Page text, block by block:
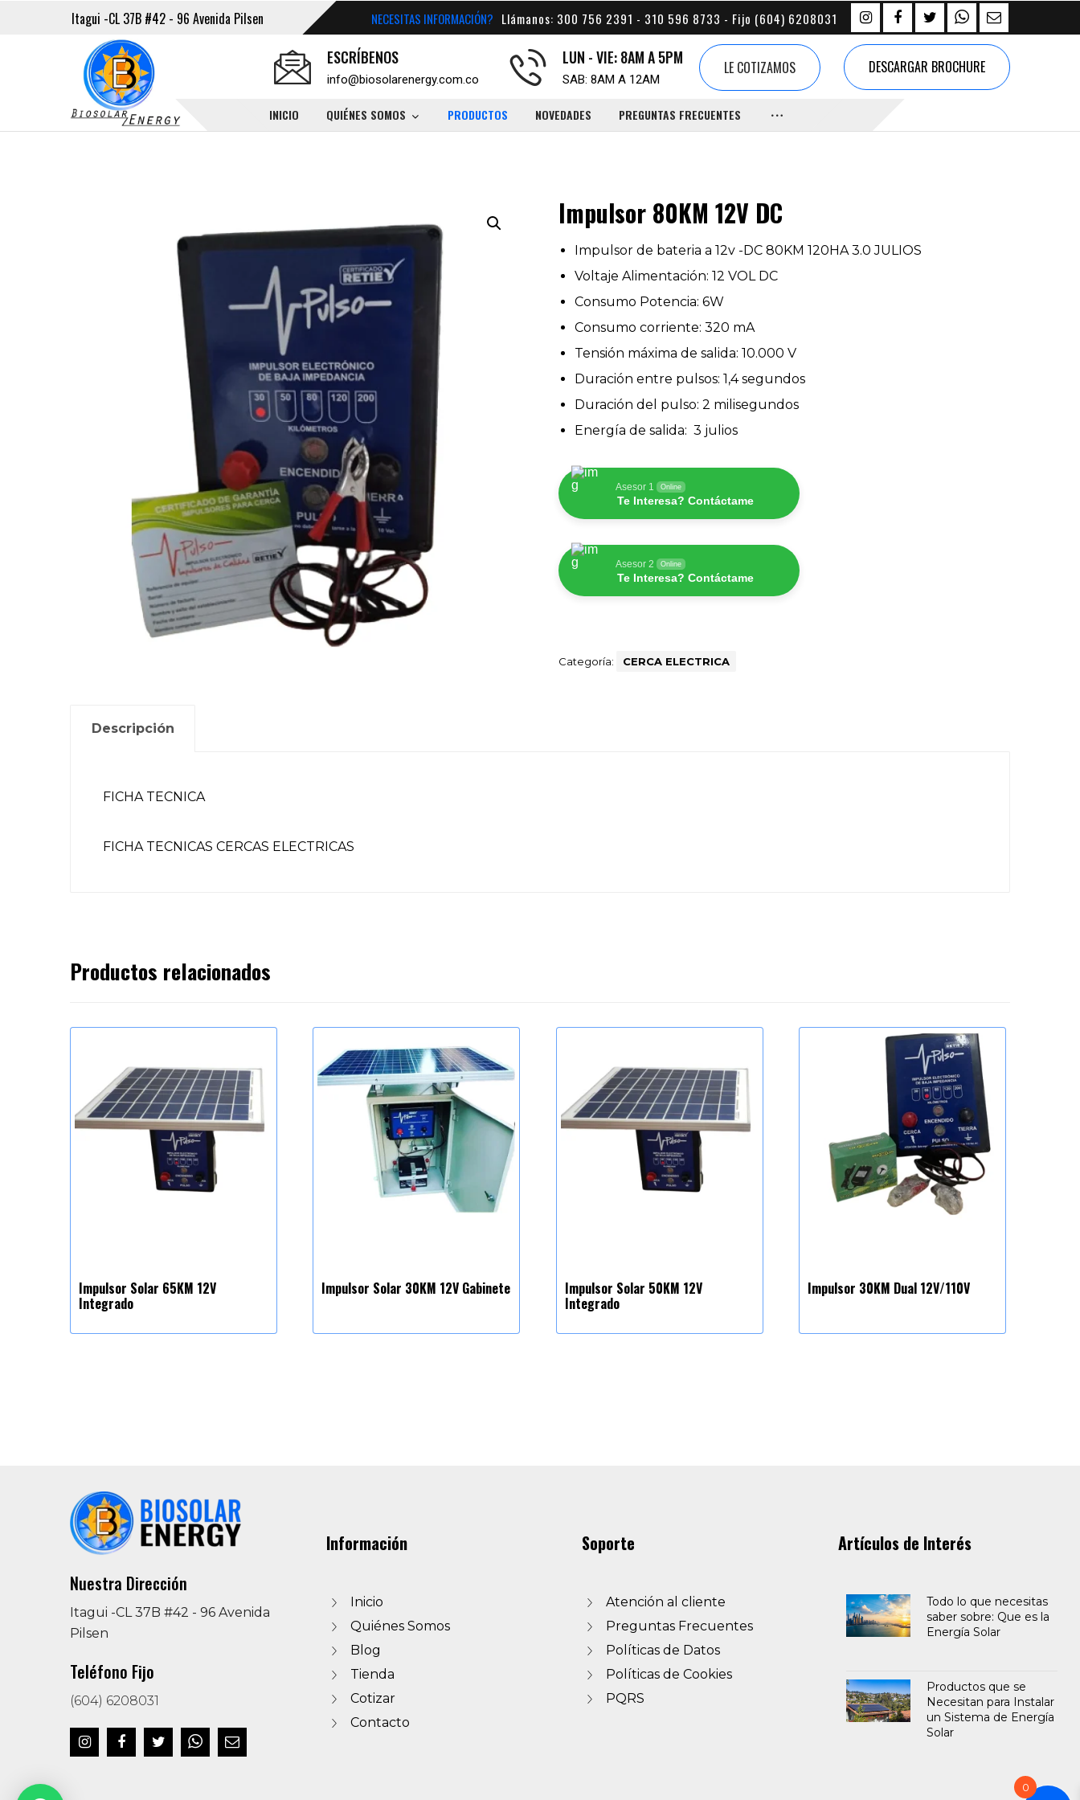
Itagui -CL 37B #42 - 96 Avenida Pilsen Llámanos: 300 756 2391 - 310 596 8733 - Fijo (604) 6208031
NECESITAS INFORMACIÓN?
ESCRÍBENOS
info@biosolarenergy.com.co
LUN - VIE: 8AM A 5PM
SAB: 8AM A 12AM
LE COTIZAMOS DESCARGAR BROCHURE
INICIO QUIÉNES SOMOS PRODUCTOS NOVEDADES PREGUNTAS FRECUENTES
Impulsor 80KM 12V DC
Impulsor de bateria a 12v -DC 80KM 120HA 3.0 JULIOS
Voltaje Alimentación: 12 VOL DC
Consumo Potencia: 6W
Consumo corriente: 320 mA
Tensión máxima de salida: 10.000 V
Duración entre pulsos: 1,4 segundos
Duración del pulso: 2 milisegundos
Energía de salida: 3 julios
Asesor 1 Online
Te Interesa? Contáctame
Asesor 2 Online
Te Interesa? Contáctame
Categoría: CERCA ELECTRICA
Descripción
FICHA TECNICA
FICHA TECNICAS CERCAS ELECTRICAS
Productos relacionados
Impulsor Solar 65KM 12V
Integrado
Impulsor Solar 30KM 12V Gabinete Impulsor Solar 50KM 12V
Integrado
Impulsor 30KM Dual 12V/110V
Nuestra Dirección
Itagui -CL 37B #42 - 96 Avenida
Pilsen
Teléfono Fijo
(604) 6208031
Información
Inicio
Quiénes Somos
Blog
Tienda
Cotizar
Contacto
Soporte
Atención al cliente
Preguntas Frecuentes
Políticas de Datos
Políticas de Cookies
PQRS
Artículos de Interés
Todo lo que necesitas
saber sobre: Que es la
Energía Solar
Productos que se
Necesitan para Instalar
un Sistema de Energía
Solar
0